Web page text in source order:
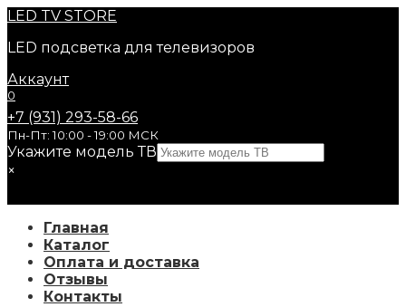
Перейти
содержанию
LED TV STORE
LED подсветка для телевизоров
Аккаунт
0
+7 (931) 293-58-66
Пн-Пт: 10:00 - 19:00 МСК
Укажите модель ТВ
×
Главная
Каталог
Оплата и доставка
Отзывы
Контакты